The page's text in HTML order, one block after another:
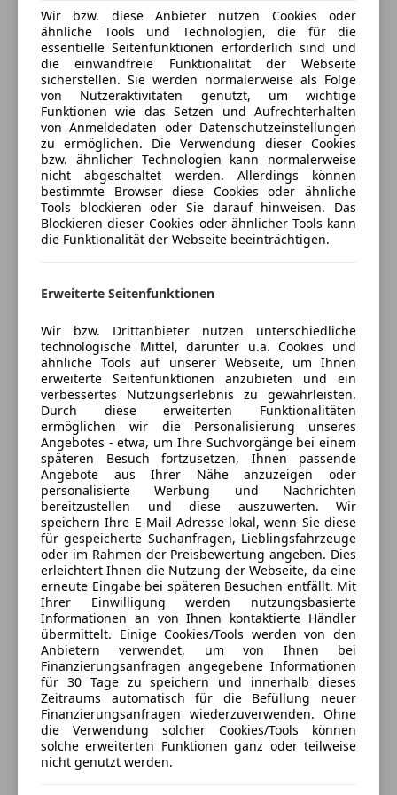
LED-Scheinwerfer
LED-Tagfahrlicht
Müdigkeitswarnsystem
Notbremsassistent
Notrufsystem
Reifendruckkontrollsystem
Seitenairbag
Servolenkung
Spurhalteassistent
Totwinkel-Assistent
Traktionskontrolle
Zentralverriegelung
Ambientebeleuchtung
Anhängerkupplung
Dachreling
Innenspiegel automatisch abblendend
Pannenkit
Partikelfilter
Fahrassistenz-System: Fernlichtassistent
Fahrerairbag
Innenspiegel mit Abblendautomatik
Kindersitzbefestigung ISOFIX
Kopfairbag
Notbremsassistent
Reifen Druck Control
Scheinwerfer LED mit adaptiver Lichtverteilung
Seitenairbag
Traction Control
Vorbereitung Driving Assistant Plus
Warndreieck
Komfort, Innenausstattung
DAB-Tuner (Radioempfang digital)
Einparkhilfe selbstlenkendes System
Fahrassistenz-System: Einparkhilfe Seite
Fahrassistenz-System: Park-Assistent
Fensterheber elektrisch
Fensterheber, elektrisch
HiFi-Lautsprechersystem
Induktionsladeschale für Smartphone (Wireless
Charging)
Innenausstattung: Interieurleisten, schwarz
hochglänzend
Isofix-Aufnahmen für Kindersitz an Beifahrersitz
Isofix-Aufnahmen für Kindersitz an Rücksitz
Keyless Entry
Klimaanlage
Klimaautomatic
Klimaautomatik 2-Zonen mit autom. Umluft-
Control
Komfortzugang (Öffnungs- und Schließsystem)
Lenkrad heizbar
Park-Distance-Control (PDC)
Servolenkung
Kfz-Versicherung
Versicherungsschutz an Ihre Bedürfnisse
anpassen
Freischaden-Gutschein ab Stufe 0
Auto einfach online versichern & Rabatt holen
Jetzt berechnen
Verkäufer Händler
F. Unterberger - W. Denzel GmbH & Co
Sternebewertung 4.5 von 5
4,5 Sterne
(94% Weiterempfehlungen)
Anbieter auf AutoScout24 seit 2008
Service
Geschlossen
Öffnet um 7:30
Griesauweg 32
6020 Innsbruck, AT
Kontakt
Manfred Annewanter
Anbieter kontaktieren
Deine Nachricht
Wir bzw. diese Anbieter nutzen Cookies oder
ähnliche Tools und Technologien, die für die
essentielle Seitenfunktionen erforderlich sind und
die einwandfreie Funktionalität der Webseite
sicherstellen. Sie werden normalerweise als Folge
von Nutzeraktivitäten genutzt, um wichtige
Funktionen wie das Setzen und Aufrechterhalten
von Anmeldedaten oder Datenschutzeinstellungen
zu ermöglichen. Die Verwendung dieser Cookies
bzw. ähnlicher Technologien kann normalerweise
nicht abgeschaltet werden. Allerdings können
bestimmte Browser diese Cookies oder ähnliche
Tools blockieren oder Sie darauf hinweisen. Das
Blockieren dieser Cookies oder ähnlicher Tools kann
die Funktionalität der Webseite beeinträchtigen.
Erweiterte Seitenfunktionen
Wir bzw. Drittanbieter nutzen unterschiedliche
technologische Mittel, darunter u.a. Cookies und
ähnliche Tools auf unserer Webseite, um Ihnen
erweiterte Seitenfunktionen anzubieten und ein
verbessertes Nutzungserlebnis zu gewährleisten.
Durch diese erweiterten Funktionalitäten
ermöglichen wir die Personalisierung unseres
Angebotes - etwa, um Ihre Suchvorgänge bei einem
späteren Besuch fortzusetzen, Ihnen passende
Angebote aus Ihrer Nähe anzuzeigen oder
personalisierte Werbung und Nachrichten
bereitzustellen und diese auszuwerten. Wir
speichern Ihre E-Mail-Adresse lokal, wenn Sie diese
für gespeicherte Suchanfragen, Lieblingsfahrzeuge
oder im Rahmen der Preisbewertung angeben. Dies
erleichtert Ihnen die Nutzung der Webseite, da eine
erneute Eingabe bei späteren Besuchen entfällt. Mit
Ihrer Einwilligung werden nutzungsbasierte
Informationen an von Ihnen kontaktierte Händler
übermittelt. Einige Cookies/Tools werden von den
Anbietern verwendet, um von Ihnen bei
Finanzierungsanfragen angegebene Informationen
für 30 Tage zu speichern und innerhalb dieses
Zeitraums automatisch für die Befüllung neuer
Finanzierungsanfragen wiederzuverwenden. Ohne
die Verwendung solcher Cookies/Tools können
solche erweiterten Funktionen ganz oder teilweise
nicht genutzt werden.